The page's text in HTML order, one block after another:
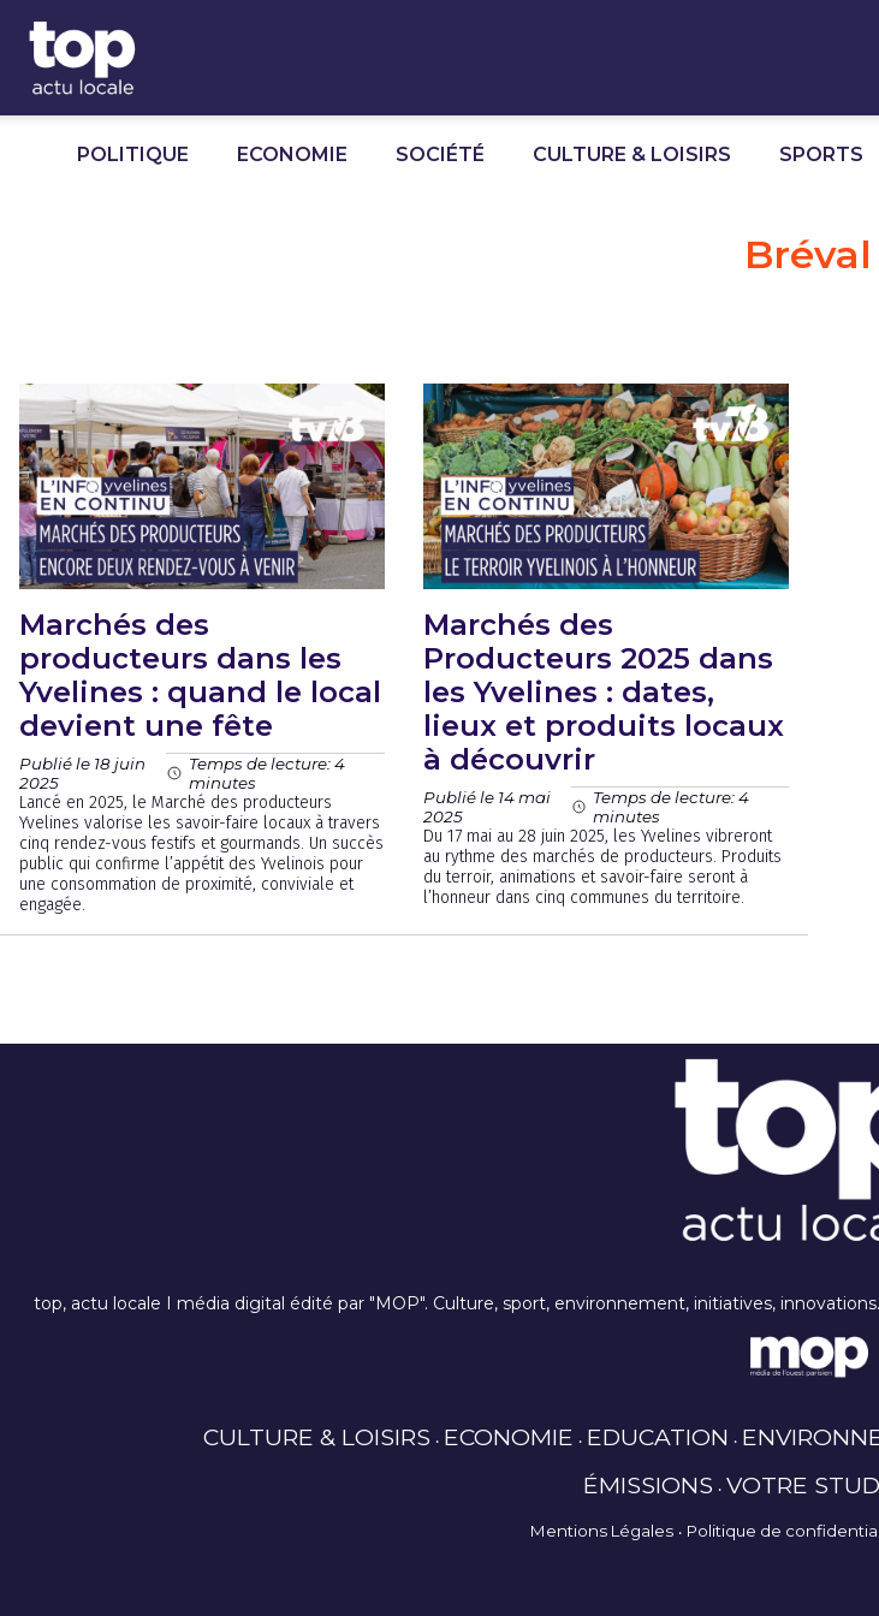
POLITIQUE ECONOMIE SOCIÉTÉ CULTURE & LOISIRS SPORTS
Bréval
Marchés des
producteurs dans les
Yvelines : quand le local
devient une fête
Publié le 18 juin
2025
Temps de lecture: 4
minutes
Lancé en 2025, le Marché des producteurs
Yvelines valorise les savoir-faire locaux à travers
cinq rendez-vous festifs et gourmands. Un succès
public qui confirme l’appétit des Yvelinois pour
une consommation de proximité, conviviale et
engagée.
Marchés des
Producteurs 2025 dans
les Yvelines : dates,
lieux et produits locaux
à découvrir
Publié le 14 mai
2025
Temps de lecture: 4
minutes
Du 17 mai au 28 juin 2025, les Yvelines vibreront
au rythme des marchés de producteurs. Produits
du terroir, animations et savoir-faire seront à
l’honneur dans cinq communes du territoire.
top, actu locale I média digital édité par "MOP". Culture, sport, environnement, initiatives,
CULTURE & LOISIRS ECONOMIE EDUCATION
ÉMISSIONS VOTRE
Mentions Légales Politique de